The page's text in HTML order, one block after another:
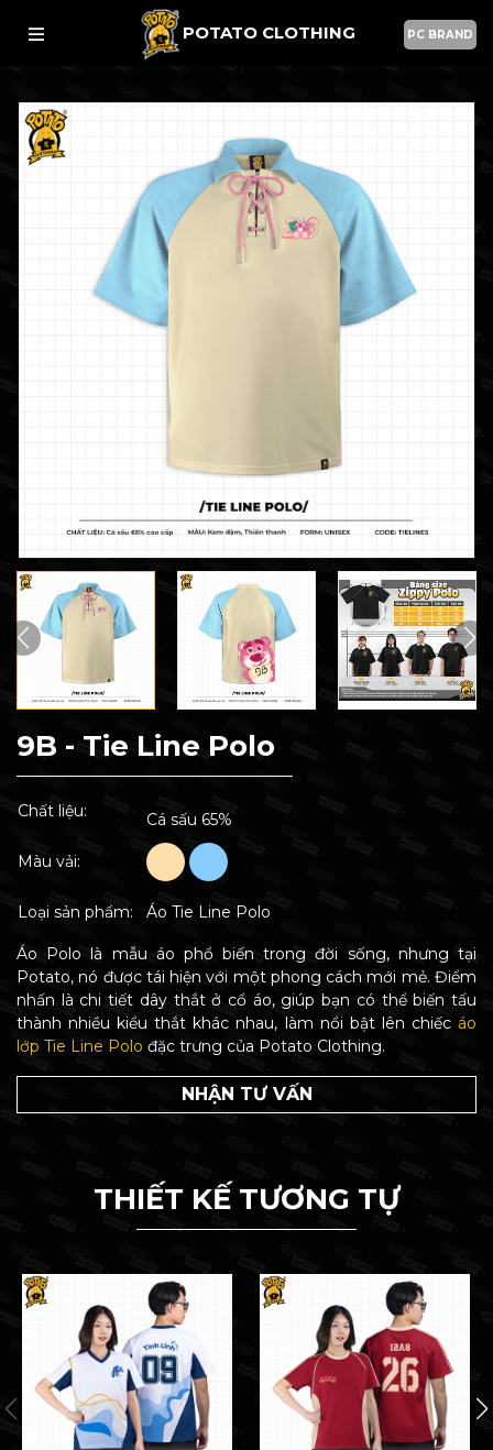
POTATO CLOTHING PC BRAND
9B - Tie Line Polo
Chất liệu: Cá sấu 65%
Màu vải:
Loại sản phẩm: Áo Tie Line Polo
Áo Polo là mẫu áo phổ biến trong đời sống, nhưng tại
Potato, nó được tái hiện với một phong cách mới mẻ. Điểm
nhấn là chi tiết dây thắt ở cổ áo, giúp bạn có thể biến tấu
thành nhiều kiểu thắt khác nhau, làm nổi bật lên chiếc áo
lớp Tie Line Polo đặc trưng của Potato Clothing.
NHẬN TƯ VẤN
THIẾT KẾ TƯƠNG TỰ